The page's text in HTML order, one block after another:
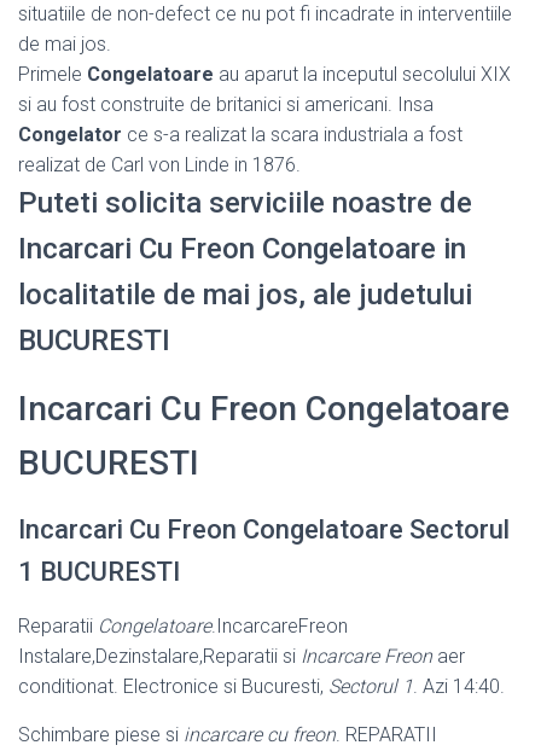
situatiile de non-defect ce nu pot fi incadrate in interventiile
de mai jos.
Primele Congelatoare au aparut la inceputul secolului XIX
si au fost construite de britanici si americani. Insa
Congelator ce s-a realizat la scara industriala a fost
realizat de Carl von Linde in 1876.
Puteti solicita serviciile noastre de
Incarcari Cu Freon Congelatoare in
localitatile de mai jos, ale judetului
BUCURESTI
Incarcari Cu Freon Congelatoare
BUCURESTI
Incarcari Cu Freon Congelatoare Sectorul
1 BUCURESTI
Reparatii Congelatoare.IncarcareFreon
Instalare,Dezinstalare,Reparatii si Incarcare Freonaer
conditionat. Electronice si Bucuresti, Sectorul 1. Azi 14:40.
Schimbare piese si incarcare cu freon. REPARATII